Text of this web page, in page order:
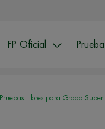
FP Oficial
Pruebas Libres para Grado